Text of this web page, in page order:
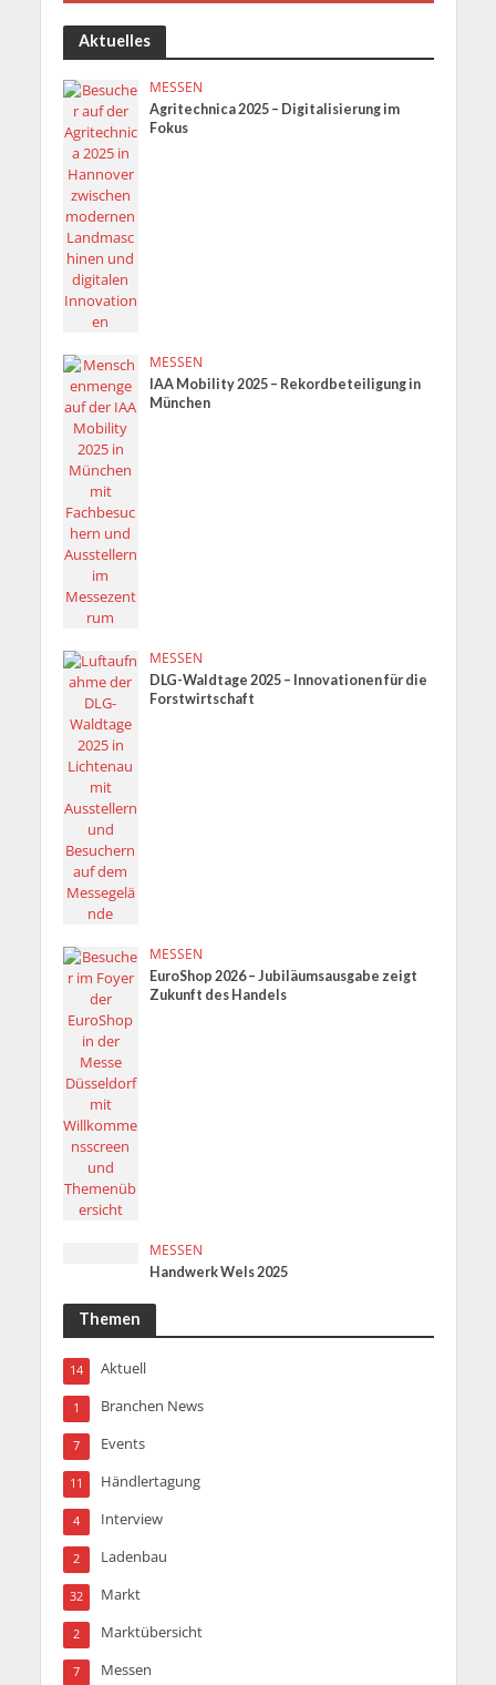
Aktuelles
MESSEN
Agritechnica 2025 – Digitalisierung im
Fokus
MESSEN
IAA Mobility 2025 – Rekordbeteiligung in
München
MESSEN
DLG-Waldtage 2025 – Innovationen für die
Forstwirtschaft
MESSEN
EuroShop 2026 – Jubiläumsausgabe zeigt
Zukunft des Handels
MESSEN
Handwerk Wels 2025
Themen
Aktuell
14
Branchen News
1
Events
7
Händlertagung
11
Interview
4
Ladenbau
2
Markt
32
Marktübersicht
2
Messen
7